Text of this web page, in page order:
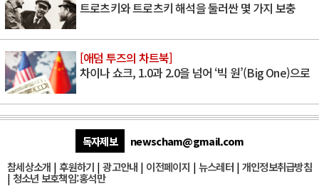
트로츠키와 트로츠키 해석을 둘러싼 몇 가지 보충
[애덤 투즈의 차트북]
차이나 쇼크, 1.0과 2.0을 넘어 ‘빅 원’(Big One)으로
독자제보
newscham@gmail.com
참세상소개 | 후원하기 |광고안내 | 이전페이지 | 뉴스레터| 개인정보취급방침
| 청소년 보호책임:홍석만